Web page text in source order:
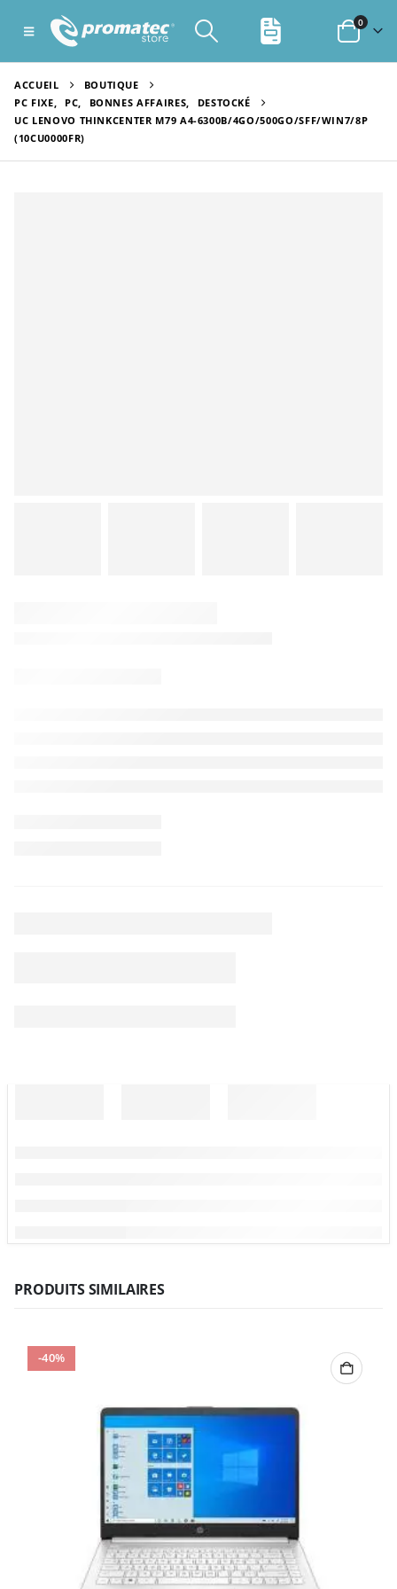
0
ACCUEIL
BOUTIQUE
PC FIXE, PC, BONNES AFFAIRES,
DESTOCKÉ
UC LENOVO THINKCENTER M79 A4-6300B/4GO/500GO/SFF/WIN7/8P
(10CU0000FR)
PRODUITS SIMILAIRES
-40%